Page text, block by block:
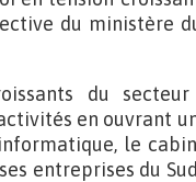
du ministère
du
en ouvrant
le
entreprises du